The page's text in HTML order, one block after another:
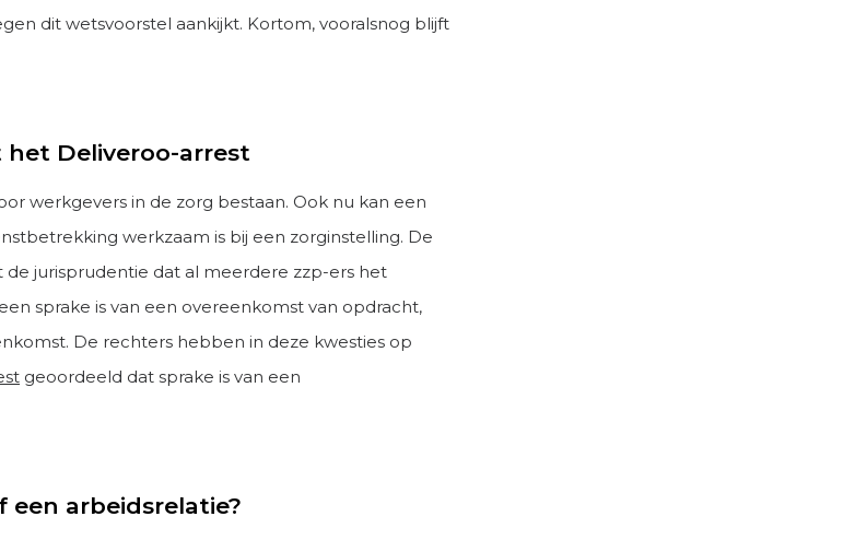
dit wetsvoorstel aankijkt. Kortom, vooralsnog blijft
het Deliveroo-arrest
werkgevers in de zorg bestaan. Ook nu kan een
werkzaam is bij een zorginstelling. De
jurisprudentie dat al meerdere zzp-ers het
sprake is van een overeenkomst van opdracht,
De rechters hebben in deze kwesties op
geoordeeld dat sprake is van een
een arbeidsrelatie?